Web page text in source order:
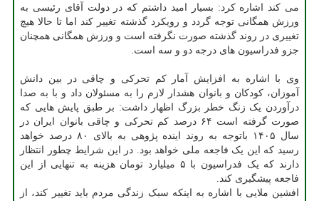
می کند اشاره کرد: بسیار امید داشتم که در دولت آقای رئیسی به
ورزش همگانی توجه گردد و رویکرد گذشته تغییر کند اما تا حالا هیچ
تغییری در روند گذشته صورت نگرفته است و ورزش همگانی همچنان
جزو فدراسیون های درجه دو و سه است.
وی با اشاره به افزایش آمار کم تحرکی و چاقی در بین دانش
آموزان، کودکان و بانوان هشدار لازم را به مسئولان داد و با به صدا
درآوردن یک زنگ خطر بزرگ اظهار داشت: بر طبق پایش هایی که
صورت گرفته است ۶۴ درصد کم تحرکی و چاقی بانوان ایران در
سال ۱۴۰۵ باتوجه به روند اینده پژوهی به بالای ۸۰ درصد خواهد
رسید که این یک فاجعه ملی خواهد بود. در این شرایط چطور انتظار
دارند که یک فدراسیون با ۵ میلیارد تومان هزینه به تنهایی از این
فاجعه پیشگیری کند.
افشین ملایی با اشاره به اینکه سبک زندگی مردم باید تغییر کند، از